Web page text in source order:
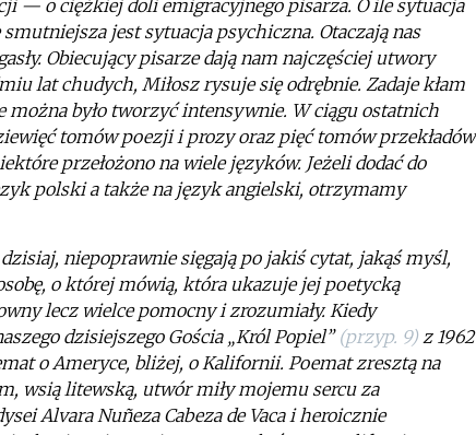
— o ciężkiej doli emigracyjnego pisarza. O ile sytuacja
jest sytuacja psychiczna. Otaczają nas
Obiecujący pisarze dają nam najczęściej utwory
lat chudych, Miłosz rysuje się odrębnie. Zadaje kłam
można było tworzyć intensywnie. W ciągu ostatnich
tomów poezji i prozy oraz pięć tomów przekładów
przełożono na wiele języków. Jeżeli dodać do
polski a także na język angielski, otrzymamy
niepoprawnie sięgają po jakiś cytat, jakąś myśl,
o której mówią, która ukazuje jej poetycką
lecz wielce pomocny i zrozumiały. Kiedy
dzisiejszego Gościa „Król Popiel” (przyp. 9) z 1962
o Ameryce, bliżej, o Kalifornii. Poemat zresztą na
wsią litewską, utwór miły mojemu sercu za
Alvara Nuñeza Cabeza de Vaca i heroicznie